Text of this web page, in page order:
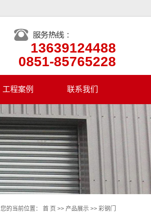
13639124488
0851-85765228
工程案例 联系我们
您的当前位置： 首 页 >> 产品展示 >> 彩钢门